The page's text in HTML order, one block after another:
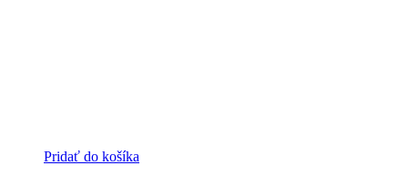
Pridať do košíka